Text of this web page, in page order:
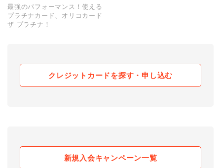
最強のパフォーマンス！使える
プラチナカード、オリコカード
ザ プラチナ！
クレジットカードを探す・申し込む
新規入会キャンペーン一覧